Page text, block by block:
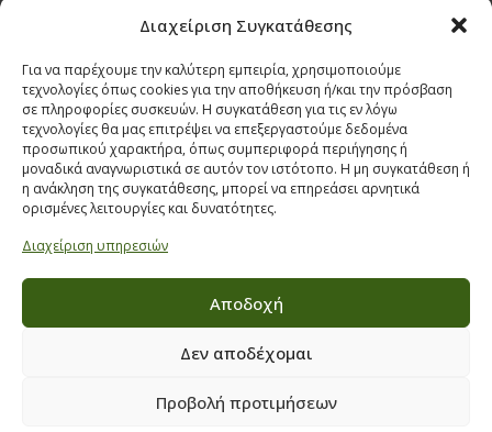
Διαχείριση Συγκατάθεσης
Για να παρέχουμε την καλύτερη εμπειρία, χρησιμοποιούμε
τεχνολογίες όπως cookies για την αποθήκευση ή/και την πρόσβαση
σε πληροφορίες συσκευών. Η συγκατάθεση για τις εν λόγω
τεχνολογίες θα μας επιτρέψει να επεξεργαστούμε δεδομένα
προσωπικού χαρακτήρα, όπως συμπεριφορά περιήγησης ή
μοναδικά αναγνωριστικά σε αυτόν τον ιστότοπο. Η μη συγκατάθεση ή
η ανάκληση της συγκατάθεσης, μπορεί να επηρεάσει αρνητικά
ορισμένες λειτουργίες και δυνατότητες.
Διαχείριση υπηρεσιών
Αποδοχή
Δεν αποδέχομαι
Προβολή προτιμήσεων
Παπαναστασίου 209,
Τηλ:231 030 9709,231 035 1630
Email:info@ecobuildings.gr
Email:eshop@ecobuildings.gr
ΟΡΟΙ ΧΡΗΣΗΣ
ΠΟΛΙΤΙΚΗ ΑΠΟΡΡΗΤΟΥ
ΒΡΕΙΤΕ ΜΑΣ ΣΤΟ ΧΑΡΤΗ